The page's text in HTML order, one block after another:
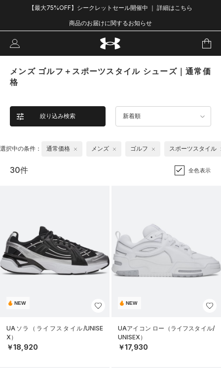
【最大75%OFF】シークレットセール開催中 ｜ 詳細はこちら
商品のお届けに関するお知らせ
メンズ ゴルフ＋スポーツスタイル シューズ｜通常価
格
絞り込み検索 新着順
選択中の条件： 通常価格 メンズ ゴルフ スポーツスタイル
30件 全色表示
NEW
UAソラ（ライフスタイル/UNISE
X）
￥18,920
NEW
UAアイコン ロー（ライフスタイル/
UNISEX）
￥17,930